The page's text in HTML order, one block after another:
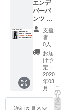
了承下
さい。
・受け
取らな
かった
・入力
した住
所に誤
りが
あった
・住所
変更を
す。ご
了承く
ださ
い。 ※
以下の
ような
支援者
様都合
により
再配送
または
転送と
なった
送料・
消費税
込みで
す ※配
送時
期：
2020年
3月末予
部のデ
ザイ
ン、仕
様につ
きまし
エンデ
バーパ
ンツ ×
１着 レ
ディー
スブ
ラック
2XLサ
イズ サ
イズ表
をご確
認の
上、お
選びい
支援
者：
0人
お届
け予
定：
2020
年03
月
こ
の
リ
タ
ー